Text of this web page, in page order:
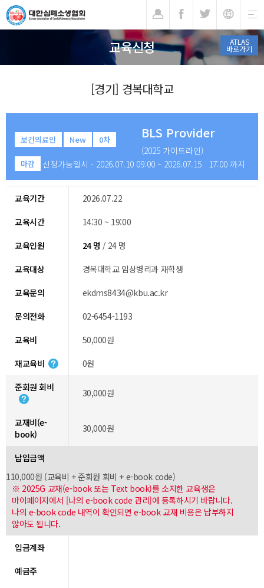
ATLAS
바로가기
교육신청
[경기] 경복대학교
보건의료인 New 0차 BLS Provider
(2025 가이드라인)
마감 신청가능일시 - 2026.07.10 09:00 ~ 2026.07.15 17:00 까지
교육기간
2026.07.22
교육시간
14:30 ~ 19:00
교육인원
24 명 / 24 명
교육대상
경복대학교 임상병리과 재학생
교육문의
ekdms8434@kbu.ac.kr
문의전화
02-6454-1193
교육비
50,000원
재교육비
0원
준회원 회비
30,000원
교재비(e-
book)
30,000원
납입금액
110,000원 (교육비 + 준회원 회비 + e-book code)
※ 2025G 교재(e-book 또는 Text book)를 소지한 교육생은
마이페이지에서 [나의 e-book code 관리]에 등록하시기 바랍니다.
나의 e-book code 내역이 확인되면 e-book 교재 비용은 납부하지
않아도 됩니다.
입금계좌
예금주